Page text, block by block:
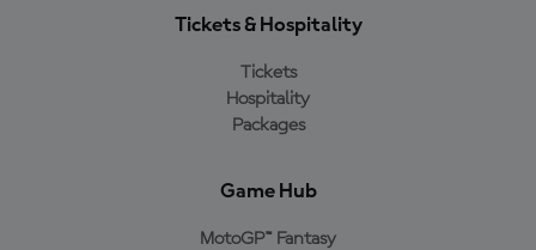
Tickets & Hospitality
Tickets
Hospitality
Packages
Game Hub
MotoGP™ Fantasy